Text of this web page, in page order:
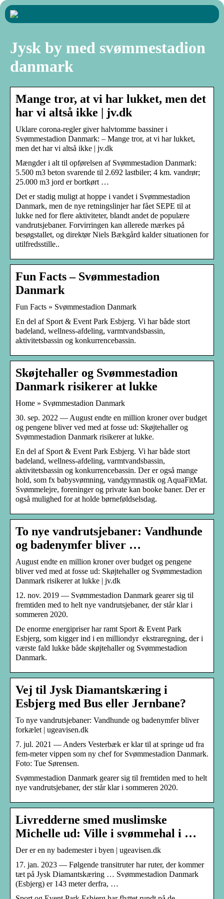
Jysk by med svømmestadion
danmark
Mange tror, at vi har lukket, men det
har vi altså ikke | jv.dk
Uklare corona-regler giver halvtomme bassiner i
Svømmestadion Danmark: – Mange tror, at vi har lukket,
men det har vi altså ikke | jv.dk
Mængder i alt til opførelsen af Svømmestadion Danmark:
5.500 m3 beton svarende til 2.692 lastbiler; 4 km. vandrør;
25.000 m3 jord er bortkørt …
Det er stadig muligt at hoppe i vandet i Svømmestadion
Danmark, men de nye retningslinjer har fået SEPE til at
lukke ned for flere aktiviteter, blandt andet de populære
vandrutsjebaner. Forvirringen kan allerede mærkes på
besøgstallet, og direktør Niels Bækgård kalder situationen for
utilfredsstille..
Fun Facts – Svømmestadion
Danmark
Fun Facts » Svømmestadion Danmark
En del af Sport & Event Park Esbjerg. Vi har både stort
badeland, wellness-afdeling, varmtvandsbassin,
aktivitetsbassin og konkurrencebassin.
Skøjtehaller og Svømmestadion
Danmark risikerer at lukke
Home » Svømmestadion Danmark
30. sep. 2022 — August endte en million kroner over budget
og pengene bliver ved med at fosse ud: Skøjtehaller og
Svømmestadion Danmark risikerer at lukke.
En del af Sport & Event Park Esbjerg. Vi har både stort
badeland, wellness-afdeling, varmtvandsbassin,
aktivitetsbassin og konkurrencebassin. Der er også mange
hold, som fx babysvømning, vandgymnastik og AquaFitMat.
Svømmelejre, foreninger og private kan booke baner. Der er
også mulighed for at holde børneføldselsdag.
To nye vandrutsjebaner: Vandhunde
og badenymfer bliver …
August endte en million kroner over budget og pengene
bliver ved med at fosse ud: Skøjtehaller og Svømmestadion
Danmark risikerer at lukke | jv.dk
12. nov. 2019 — Svømmestadion Danmark gearer sig til
fremtiden med to helt nye vandrutsjebaner, der står klar i
sommeren 2020.
De enorme energipriser har ramt Sport & Event Park
Esbjerg, som kigger ind i en milliondyr ekstraregning, der i
værste fald lukke både skøjtehaller og Svømmestadion
Danmark.
Vej til Jysk Diamantskæring i
Esbjerg med Bus eller Jernbane?
To nye vandrutsjebaner: Vandhunde og badenymfer bliver
forkælet | ugeavisen.dk
7. jul. 2021 — Anders Vesterbæk er klar til at springe ud fra
fem-meter vippen som ny chef for Svømmestadion Danmark.
Foto: Tue Sørensen.
Svømmestadion Danmark gearer sig til fremtiden med to helt
nye vandrutsjebaner, der står klar i sommeren 2020.
Livredderne smed muslimske
Michelle ud: Ville i svømmehal i …
Der er en ny bademester i byen | ugeavisen.dk
17. jan. 2023 — Følgende transitruter har ruter, der kommer
tæt på Jysk Diamantskæring … Svømmestadion Danmark
(Esbjerg) er 143 meter derfra, …